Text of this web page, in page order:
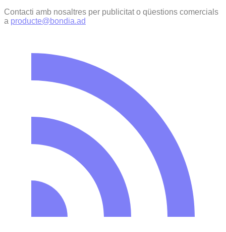
Contacti amb nosaltres per publicitat o qüestions comercials
a producte@bondia.ad